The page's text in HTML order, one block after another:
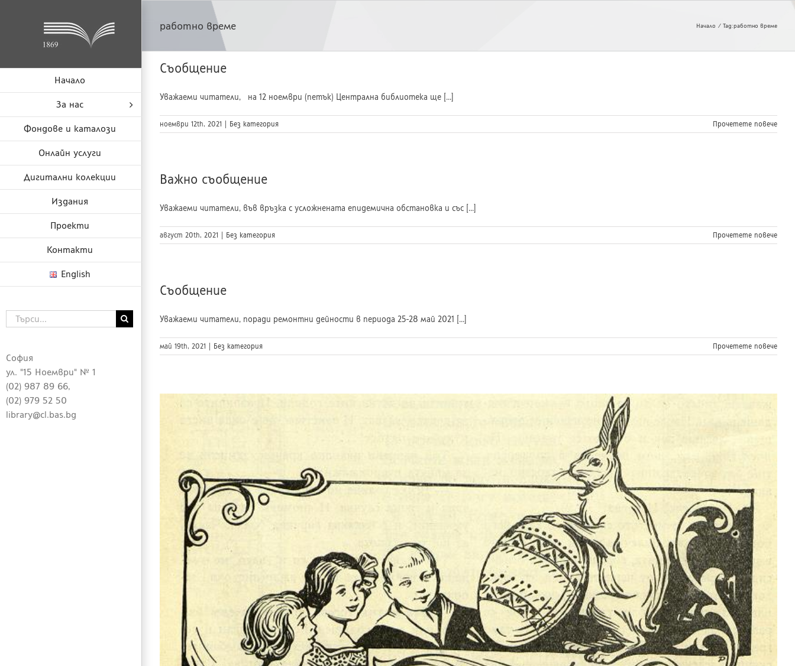
Начало
За нас
Фондове и каталози
Онлайн услуги
Дигитални колекции
Издания
Проекти
Контакти
English
София
ул. "15 Ноември" № 1
(02) 987 89 66,
(02) 979 52 50
library@cl.bas.bg
Търсене
...
работно време Начало Tag:работно време
Съобщение
Уважаеми читатели, на 12 ноември (петък) Централна библиотека ще [...]
ноември 12th, 2021 Без категория Прочетете повече
Важно съобщение
Уважаеми читатели, във връзка с усложнената епидемична обстановка и със [...]
август 20th, 2021 Без категория Прочетете повече
Съобщение
Уважаеми читатели, поради ремонтни дейности в периода 25-28 май 2021 [...]
май 19th, 2021 Без категория Прочетете повече